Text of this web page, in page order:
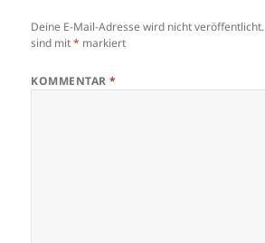
Deine E-Mail-Adresse wird nicht veröffentlicht.
sind mit* markiert
KOMMENTAR*